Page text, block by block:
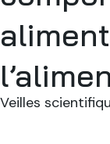
Veilles